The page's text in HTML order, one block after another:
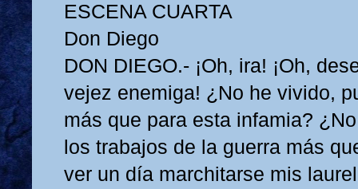
ESCENA CUARTA
Don Diego
DON DIEGO.- ¡Oh, ira! ¡Oh,
vejez enemiga! ¿No he vivido,
más que para esta infamia?
los trabajos de la guerra más
ver un día marchitarse mis